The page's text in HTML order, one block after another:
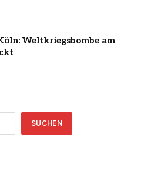
Weltkriegsbombe am
SUCHEN